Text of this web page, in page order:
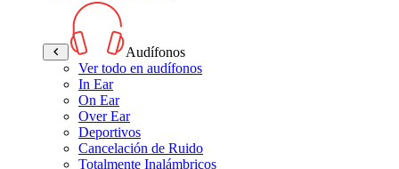
Audífonos
Ver todo en audífonos
In Ear
On Ear
Over Ear
Deportivos
Cancelación de Ruido
Totalmente Inalámbricos